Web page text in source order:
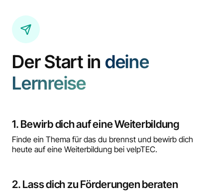
Der Start in deine
Lernreise
1. Bewirb dich auf eine Weiterbildung
Finde ein Thema für das du brennst und bewirb dich
heute auf eine Weiterbildung bei velpTEC.
2. Lass dich zu Förderungen beraten